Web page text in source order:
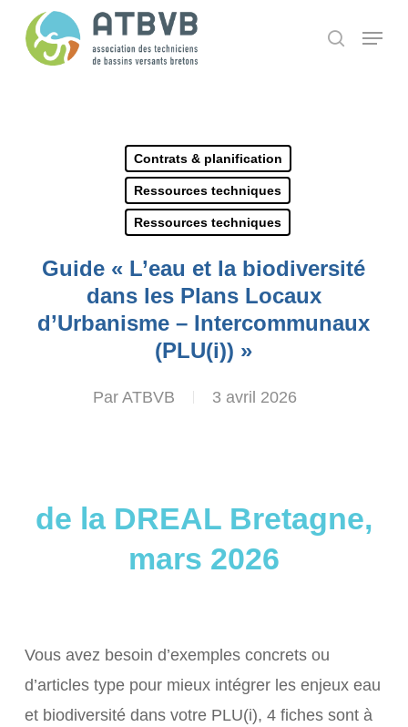
search
Menu
Contrats & planification
Ressources techniques
Ressources techniques
Guide « L’eau et la biodiversité
dans les Plans Locaux
d’Urbanisme – Intercommunaux
(PLU(i)) »
Par ATBVB 3 avril 2026
de la DREAL Bretagne,
mars 2026
Vous avez besoin d’exemples concrets ou
d’articles type pour mieux intégrer les enjeux eau
et biodiversité dans votre PLU(i), 4 fiches sont à
Panneau de gestion des cookies